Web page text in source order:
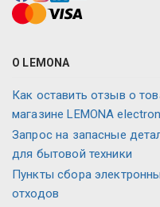
О LEMONA
Как оставить отзыв о
магазине LEMONA
Запрос на запасные
для бытовой техники
Пункты сбора
отходов